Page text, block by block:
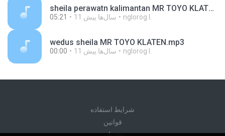
sheila perawatn kalimantan MR TOYO KLATEN.mp3
05:21 11 سال‌ها پیش nglorog I.
wedus sheila MR TOYO KLATEN.mp3
00:00 11 سال‌ها پیش nglorog I.
شرايط استفاده
قوانين